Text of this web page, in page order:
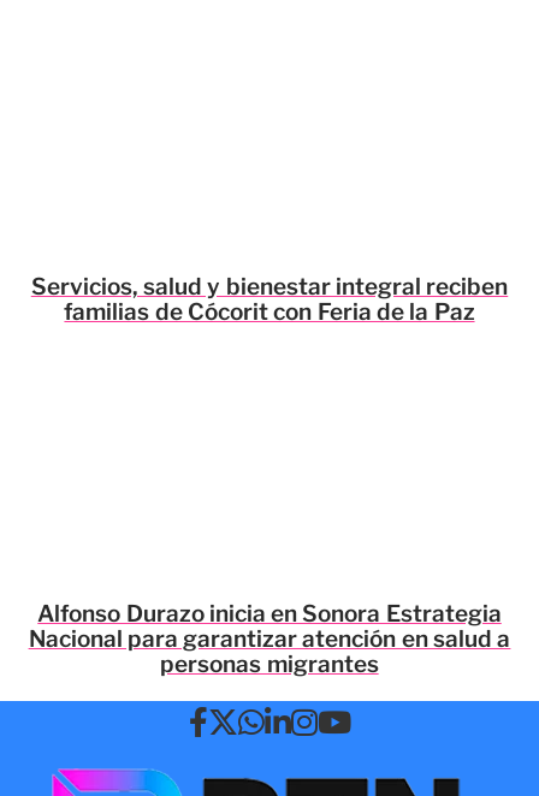
Servicios, salud y bienestar integral reciben
familias de Cócorit con Feria de la Paz
Alfonso Durazo inicia en Sonora Estrategia
Nacional para garantizar atención en salud a
personas migrantes